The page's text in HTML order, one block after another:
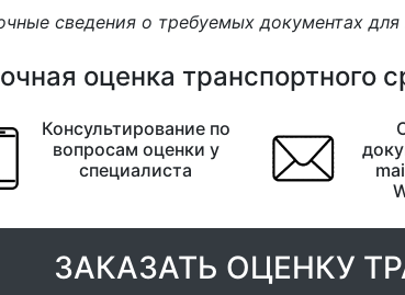
сведения о требуемых документах
оценка транспортного
Консультирование по
вопросам оценки у
специалиста
ЗАКАЗАТЬ ОЦЕНКУ